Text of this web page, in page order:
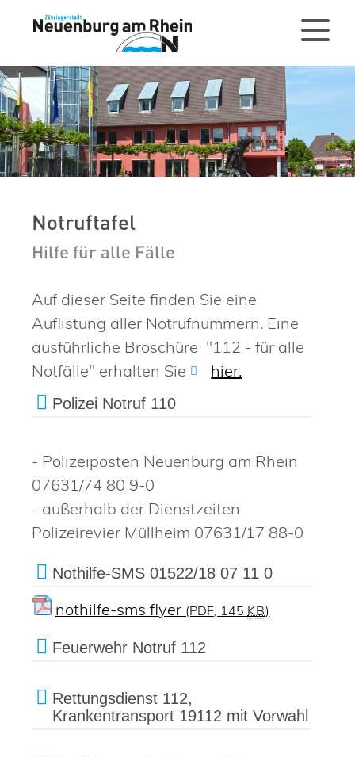
Notruftafel
Hilfe für alle Fälle
Auf dieser Seite finden Sie eine
Auflistung aller Notrufnummern. Eine
ausführliche Broschüre "112 - für alle
Notfälle" erhalten Sie
hier.
Polizei Notruf 110
- Polizeiposten Neuenburg am Rhein
07631/74 80 9-0
- außerhalb der Dienstzeiten
Polizeirevier Müllheim 07631/17 88-0
Nothilfe-SMS 01522/18 07 11 0
nothilfe-sms flyer (PDF, 145 KB)
Feuerwehr Notruf 112
Rettungsdienst 112,
Krankentransport 19112 mit Vorwahl